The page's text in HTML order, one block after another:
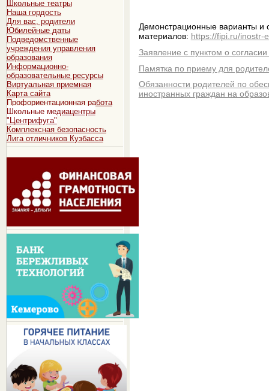
Школьные театры
Наша гордость
Для вас, родители
Юбилейные даты
Подведомственные
учреждения управления
образования
Информационно-
образовательные ресурсы
Виртуальная приемная
Карта сайта
Профориентационная работа
Школьные медиацентры
"Центрифуга"
Комплексная безопасность
Лига отличников Кузбасса
Демонстрационные варианты и
материалов: https://fipi.ru/inostr-
Заявление с пунктом о
Памятка по приему для
Обязанности родителей по
иностранных граждан на